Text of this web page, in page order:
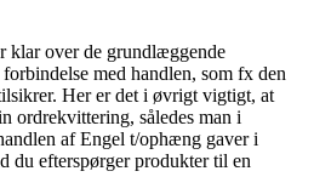
klar over de grundlæggende
med handlen, som fx den
Her er det i øvrigt vigtigt, at
ordrekvittering, således man i
af Engel t/ophæng gaver i
du efterspørger produkter til en